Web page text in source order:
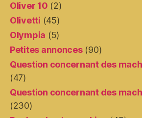
Oliver 10 (2)
Olivetti (45)
Olympia (5)
Petites annonces(90)
Question concernant des
(47)
Question concernant des
(230)